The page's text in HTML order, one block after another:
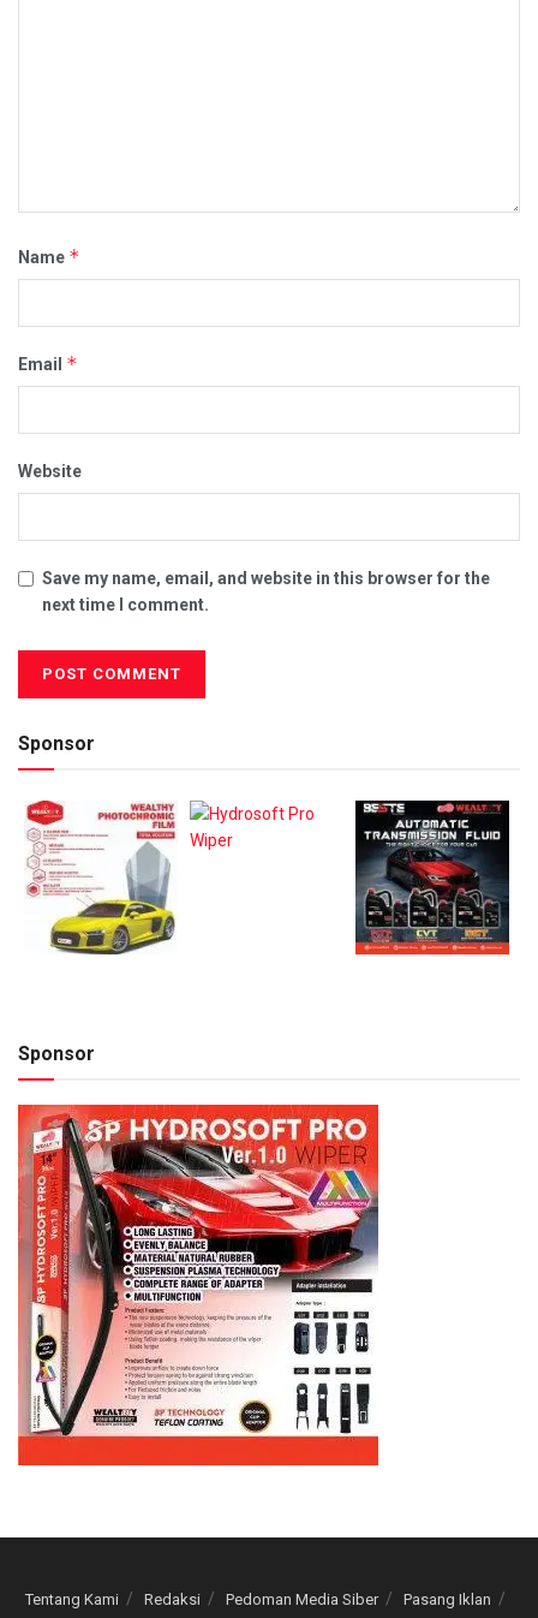
Name *
Email *
Website
Save my name, email, and website in this browser for the
next time I comment.
Sponsor
Sponsor
Tentang Kami Redaksi Pedoman Media Siber Pasang Iklan